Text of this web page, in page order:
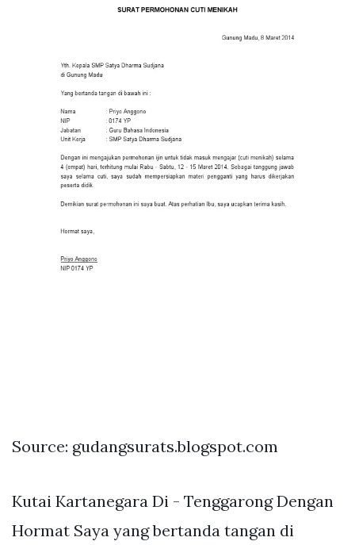
Source: gudangsurats.blogspot.com
Kutai Kartanegara Di - Tenggarong Dengan
Hormat Saya yang bertanda tangan di